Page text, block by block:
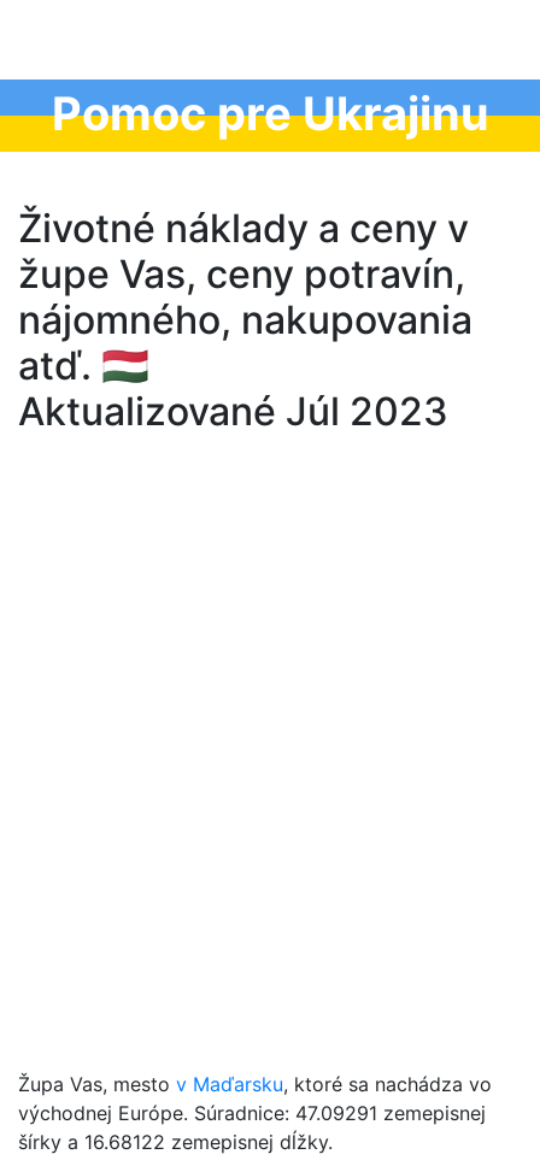
Pomoc pre Ukrajinu
Životné náklady a ceny v
župe Vas, ceny potravín,
nájomného, nakupovania
atď. 🇭🇺
Aktualizované Júl 2023
Župa Vas, mesto v Maďarsku, ktoré sa nachádza vo
východnej Európe. Súradnice: 47.09291 zemepisnej
šírky a 16.68122 zemepisnej dĺžky.